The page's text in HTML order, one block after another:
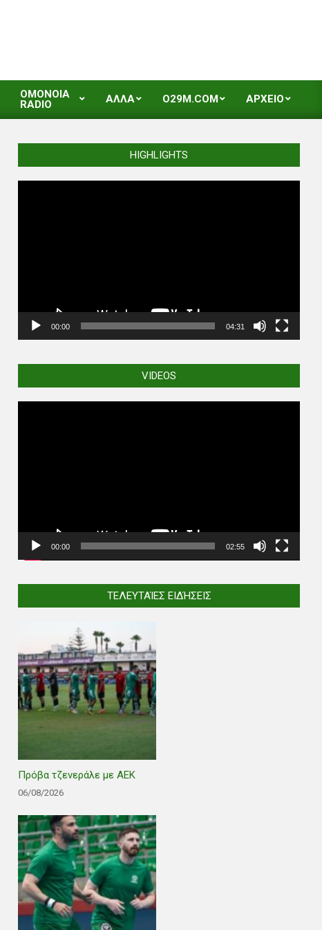
OMONOIA
RADIO
ΑΛΛΑ O29M.COM ΑΡΧΕΙΟ
HIGHLIGHTS
00:00 04:31
VIDEOS
00:00 02:55
ΤΕΛΕΥΤΑΊΕΣ ΕΙΔΉΣΕΙΣ
Πρόβα τζενεράλε με ΑΕΚ
06/08/2026